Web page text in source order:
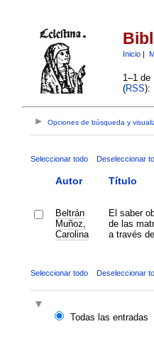
Inicio|
1–1 de
(RSS):
Opciones de búsqueda y
Seleccionar todo Deseleccionar
Autor Título
Beltrán
Muñoz,
Carolina
El saber
de las
a través
Seleccionar todo Deseleccionar
Todas las entradas